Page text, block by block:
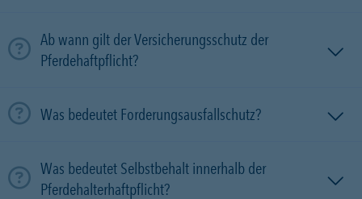
Ab wann gilt der Versicherungsschutz der
Pferdehaftpflicht?
Was bedeutet Forderungsausfallschutz?
Was bedeutet Selbstbehalt innerhalb der
Pferdehalterhaftpflicht?